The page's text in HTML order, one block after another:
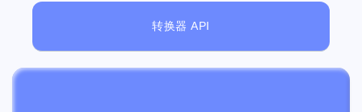
转换器 API